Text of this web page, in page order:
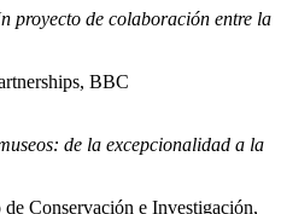
proyecto de colaboración entre la
BBC
de la excepcionalidad a la
Conservación e Investigación,